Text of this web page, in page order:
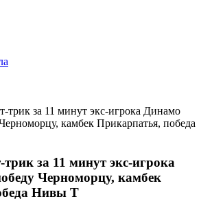
трик за 11 минут экс-игрока Динамо
камбек Прикарпатья, победа
за 11 минут экс-игрока
Черноморцу, камбек
Нивы Т